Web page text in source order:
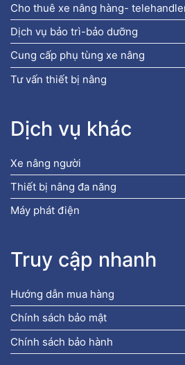
Cho thuê xe nâng hàng-
Dịch vụ bảo trì-bảo dưỡng
Cung cấp phụ tùng xe nâng
Tư vấn thiết bị nâng
Dịch vụ khác
Xe nâng người
Thiết bị nâng đa năng
Máy phát điện
Truy cập nhanh
Hướng dẫn mua hàng
Chính sách bảo mật
Chính sách bảo hành